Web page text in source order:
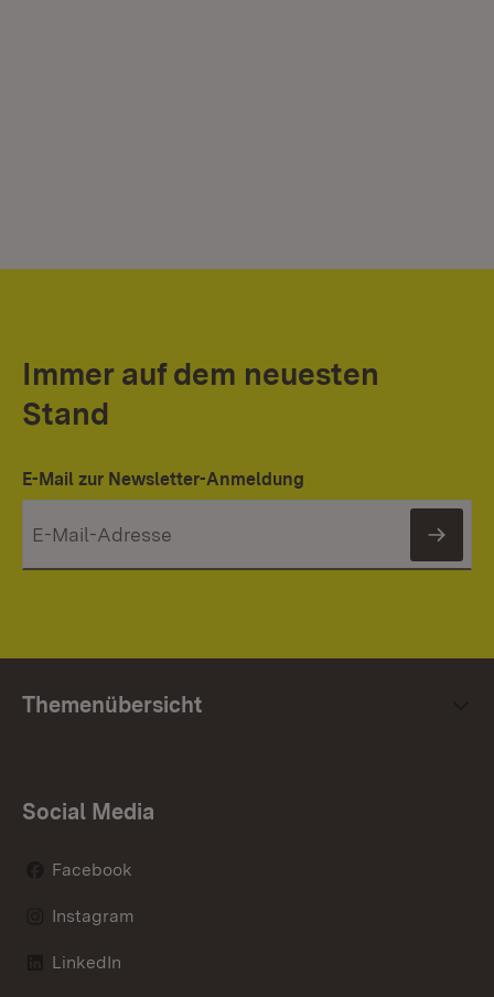
Immer auf dem neuesten
Stand
E-Mail zur Newsletter-Anmeldung
Themenübersicht
Social Media
Facebook
Instagram
LinkedIn